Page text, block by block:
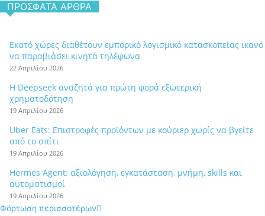
ΠΡΌΣΦΑΤΑ ΆΡΘΡΑ
Εκατό χώρες διαθέτουν εμπορικό λογισμικό κατασκοπείας ικανό
να παραβιάσει κινητά τηλέφωνα
22 Απριλίου 2026
Η Deepseek αναζητά για πρώτη φορά εξωτερική
χρηματοδότηση
19 Απριλίου 2026
Uber Eats: Επιστροφές προϊόντων με κούριερ χωρίς να βγείτε
από το σπίτι
19 Απριλίου 2026
Hermes Agent: αξιολόγηση, εγκατάσταση, μνήμη, skills και
αυτοματισμοί
19 Απριλίου 2026
Φόρτωση περισσοτέρων